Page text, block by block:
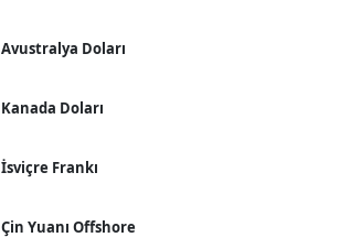
Avustralya Doları
Kanada Doları
İsviçre Frankı
Çin Yuanı Offshore